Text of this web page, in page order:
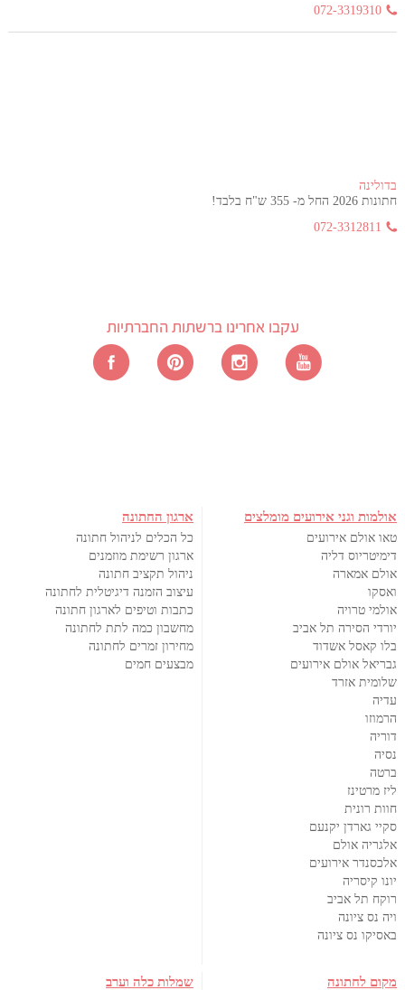
072-3319310
בדולינה
חתונות 2026 החל מ- 355 ש"ח בלבד!
072-3312811
עקבו אחרינו ברשתות החברתיות
אולמות וגני אירועים מומלצים
טאו אולם אירועים
דימיטריוס דליה
אולם אמארה
ואסקו
אולמי טרויה
יורדי הסירה תל אביב
בלו קאסל אשדוד
גבריאל אולם אירועים
שלומית אזרד
עדיה
הרמוזו
דוריה
נסיה
ברטה
ליז מרטינז
חוות רונית
סקיי גארדן יקנעם
אלגריה אולם
אלכסנדר אירועים
יונו קיסריה
רוקח תל אביב
ויה נס ציונה
באסיקו נס ציונה
ארגון החתונה
כל הכלים לניהול חתונה
ארגון רשימת מוזמנים
ניהול תקציב חתונה
עיצוב הזמנה דיגיטלית לחתונה
כתבות וטיפים לארגון חתונה
מחשבון כמה לתת לחתונה
מחירון זמרים לחתונה
מבצעים חמים
מקום לחתונה שמלות כלה וערב